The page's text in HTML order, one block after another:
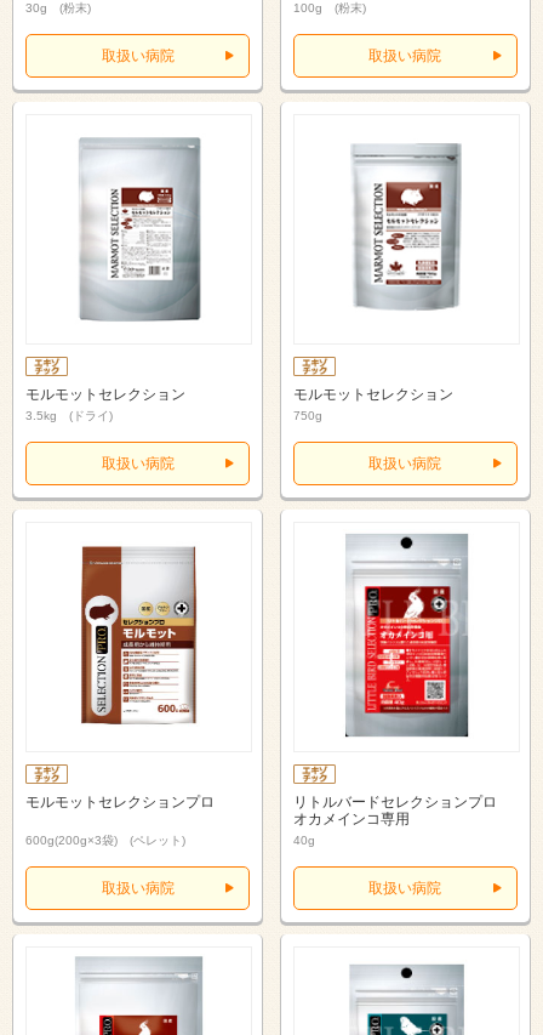
30g (粉末)
取扱い病院
100g (粉末)
取扱い病院
モルモットセレクション
3.5kg (ドライ)
取扱い病院
モルモットセレクション
750g
取扱い病院
モルモットセレクションプロ
600g(200g×3袋) (ペレット)
取扱い病院
リトルバードセレクションプロ
オカメインコ専用
40g
取扱い病院